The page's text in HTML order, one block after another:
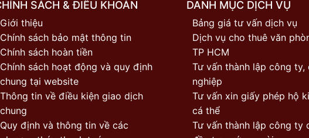
SÁCH & ĐIỀU KHOẢN
Giới thiệu
Chính sách bảo mật thông tin
Chính sách hoàn tiền
Chính sách hoạt động và quy định
chung tại website
Thông tin về điều kiện giao dịch
chung
Quy định và thông tin về các
DANH MỤC DỊCH VỤ
Bảng giá tư vấn dịch vụ
Dịch vụ cho thuê văn
TP HCM
Tư vấn thành lập công ty,
nghiệp
Tư vấn xin giấy phép hộ
cá thể
Tư vấn thành lập công ty